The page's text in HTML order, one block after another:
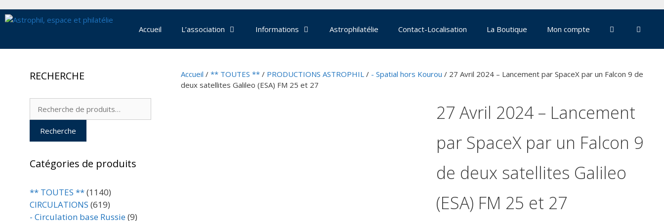
au
Accueil L’association Informations Astrophilatélie Contact-Localisation La Boutique Mon compte
Accueil / ** TOUTES ** / PRODUCTIONS ASTROPHIL / - Spatial hors Kourou / 27 Avril 2024 – Lancement par SpaceX par un Falcon 9 de
deux satellites Galileo (ESA) FM 25 et 27
27 Avril 2024 – Lancement
par SpaceX par un Falcon 9
de deux satellites Galileo
(ESA) FM 25 et 27
RECHERCHE
Recherche
Recherche
Catégories de produits
** TOUTES **(1140)
CIRCULATIONS (619)
- Circulation base Russie(9)